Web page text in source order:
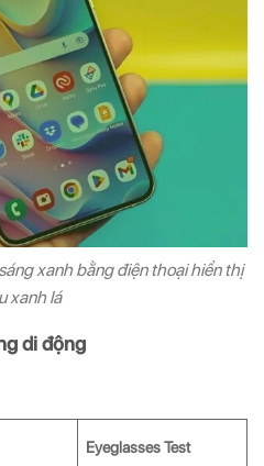
xanh bằng điện thoại hiển thị
xanh lá
di động
Eyeglasses Test